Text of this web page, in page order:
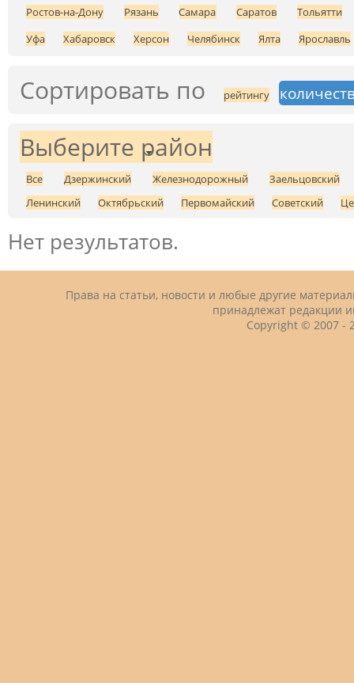
Ростов-на-Дону
Рязань Самара Саратов
Тольятти
Уфа
Хабаровск Херсон Челябинск Ялта Ярославль
Сортировать по рейтингу
Выберите район
Все Дзержинский Железнодорожный
Заельцовский
Ленинский
Октябрьский Первомайский Советский
Нет результатов.
Права на статьи, новости и любые другие
принадлежат редакции
Copyright © 2007 -